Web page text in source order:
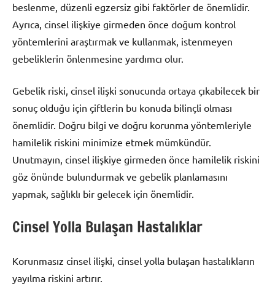
beslenme, düzenli egzersiz gibi faktörler de önemlidir.
Ayrıca, cinsel ilişkiye girmeden önce doğum kontrol
yöntemlerini araştırmak ve kullanmak, istenmeyen
gebeliklerin önlenmesine yardımcı olur.
Gebelik riski, cinsel ilişki sonucunda ortaya çıkabilecek bir
sonuç olduğu için çiftlerin bu konuda bilinçli olması
önemlidir. Doğru bilgi ve doğru korunma yöntemleriyle
hamilelik riskini minimize etmek mümkündür.
Unutmayın, cinsel ilişkiye girmeden önce hamilelik riskini
göz önünde bulundurmak ve gebelik planlamasını
yapmak, sağlıklı bir gelecek için önemlidir.
Cinsel Yolla Bulaşan Hastalıklar
Korunmasız cinsel ilişki, cinsel yolla bulaşan hastalıkların
yayılma riskini artırır.